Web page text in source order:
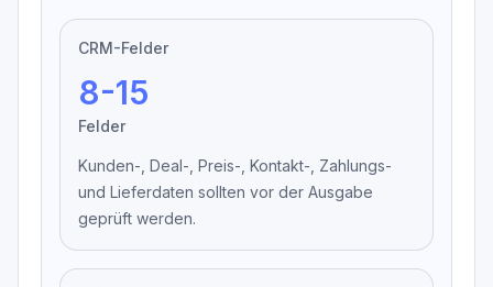
CRM-Felder
8-15
Felder
Kunden-, Deal-, Preis-, Kontakt-, Zahlungs-
und Lieferdaten sollten vor der Ausgabe
geprüft werden.